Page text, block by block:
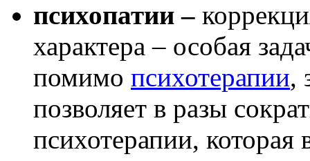
психопатии –
характера – особая
помимо психотерапии,
позволяет в разы
психотерапии, которая